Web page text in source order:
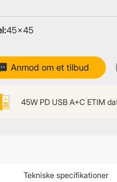
45×45
Anmod om et tilbud
45W PD USB A+C ETIM
Tekniske specifikationer